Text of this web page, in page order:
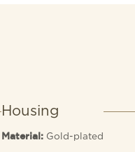
Housing
Material: Gold-plated